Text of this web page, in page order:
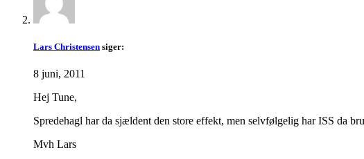
Lars Christensen siger:
8 juni, 2011
Hej Tune,
Spredehagl har da sjældent den store effekt, men selvfølgelig har ISS da
Mvh Lars